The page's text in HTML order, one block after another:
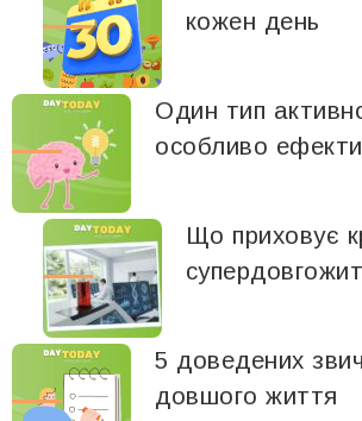
кожен день
Один тип
особливо
Що приховує
5 доведених
довшого життя